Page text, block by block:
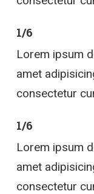
1/6
Lorem ipsum
amet
consectetur
1/6
Lorem ipsum
amet
consectetur